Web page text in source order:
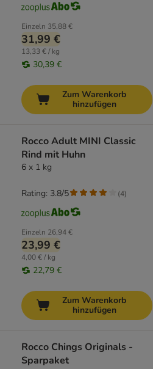
Einzeln 35,88 €
31,99 €
13,33 € / kg
30,39 €
Zum Warenkorb
hinzufügen
Rocco Adult MINI Classic
Rind mit Huhn
6 x 1 kg
Einzeln 26,94 €
23,99 €
4,00 € / kg
22,79 €
Rating: 3.8/5 (4)
Zum Warenkorb
hinzufügen
Rocco Chings Originals -
Sparpaket